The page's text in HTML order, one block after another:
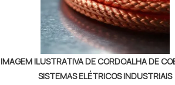
IMAGEM ILUSTRATIVA DE CORDOALHA DE
SISTEMAS ELÉTRICOS INDUSTRIAIS